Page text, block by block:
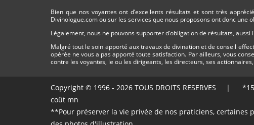
Bien que nos voyantes ont d’excellents résultats et sont très
Divinologue.com ou sur les services que nous proposons ont donc
Légalement, nous ne pouvons supporter d’obligation de résultats,
Malgré tout le soin apporté aux travaux de divination et de conseil
opérée ne vous a pas apporté toute satisfaction. Par ailleurs, vous
contre les voyantes, le ou les dirigeants, les directeurs, ses
Copyright © 1996 - 2026 TOUS DROITS RESERVES |
coût mn
**Pour préserver la vie privée de nos praticiens, certaines